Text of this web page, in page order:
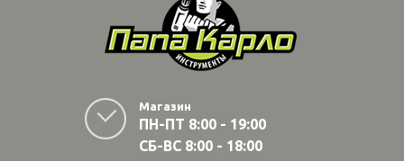
Магазин
ПН-ПТ 8:00 - 19:00
СБ-ВС 8:00 - 18:00